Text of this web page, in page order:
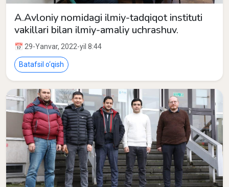
A.Avloniy nomidagi ilmiy-tadqiqot instituti
vakillari bilan ilmiy-amaliy uchrashuv.
📅 29-Yanvar, 2022-yil 8:44
Batafsil o‘qish